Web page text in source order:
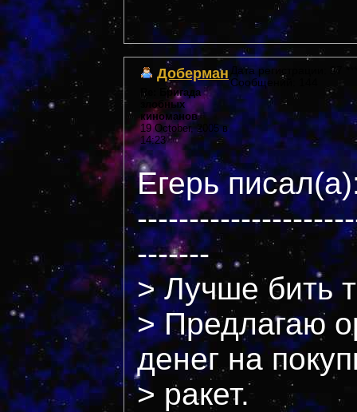
Доберман
Re: Бригада
злобных
киноманов
19 October, 2005 в
14:23
Дата регистрации: 37
Сообщений: 144
Егерь
-------
> Лучше бить
> Предлагаю
денег на
> ракет.